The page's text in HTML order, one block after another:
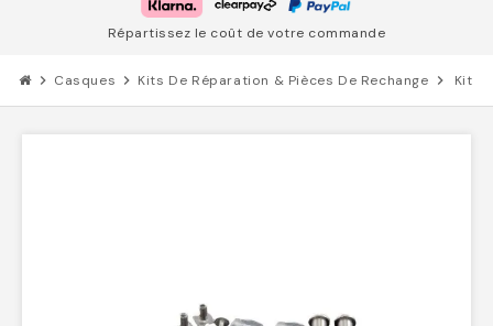
Répartissez le coût de votre commande
chevron_right Casques chevron_right Kits De Réparation & Pièces De Rechange chevron_right Kit